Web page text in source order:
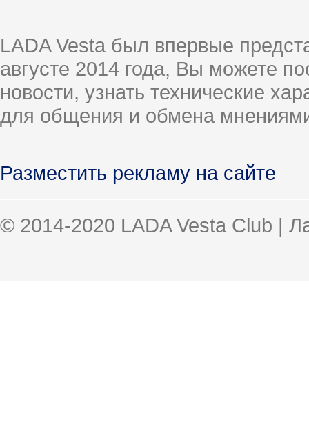
LADA Vesta был впервые
августе 2014 года, Вы можете
новости, узнать технические
для общения и обмена
Разместить рекламу на сайте
© 2014-2020 LADA Vesta Club |